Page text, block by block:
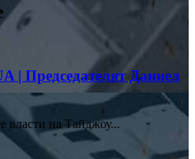
Председателят Даниел
на Тайджоу...